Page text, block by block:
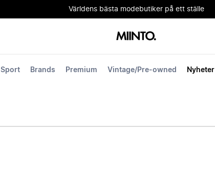
Världens bästa modebutiker på ett ställe
Sport Brands Premium Vintage/Pre-owned Nyheter